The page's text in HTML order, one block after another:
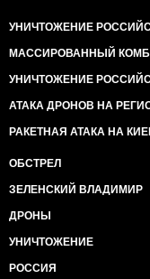
УНИЧТОЖЕНИЕ
МАССИРОВАННЫЙ
УНИЧТОЖЕНИЕ
АТАКА ДРОНОВ НА
РАКЕТНАЯ АТАКА НА
ОБСТРЕЛ
ЗЕЛЕНСКИЙ ВЛАДИМИР
ДРОНЫ
УНИЧТОЖЕНИЕ
РОССИЯ